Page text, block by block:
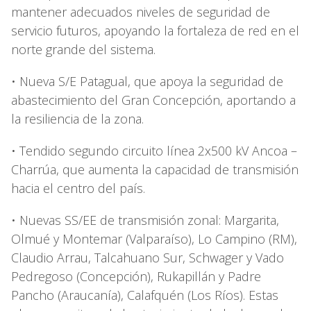
mantener adecuados niveles de seguridad de
servicio futuros, apoyando la fortaleza de red en el
norte grande del sistema.
• Nueva S/E Patagual, que apoya la seguridad de
abastecimiento del Gran Concepción, aportando a
la resiliencia de la zona.
• Tendido segundo circuito línea 2x500 kV Ancoa –
Charrúa, que aumenta la capacidad de transmisión
hacia el centro del país.
• Nuevas SS/EE de transmisión zonal: Margarita,
Olmué y Montemar (Valparaíso), Lo Campino (RM),
Claudio Arrau, Talcahuano Sur, Schwager y Vado
Pedregoso (Concepción), Rukapillán y Padre
Pancho (Araucanía), Calafquén (Los Ríos). Estas